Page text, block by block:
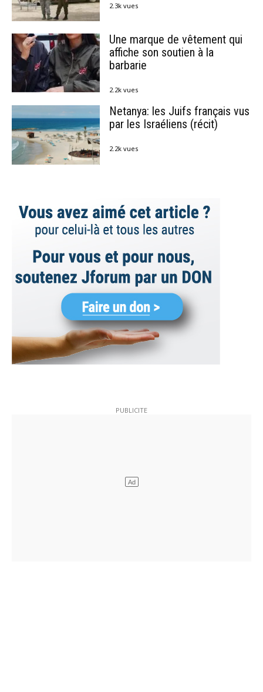
2.3k vues
Une marque de vêtement qui
affiche son soutien à la
barbarie
2.2k vues
Netanya: les Juifs français vus
par les Israéliens (récit)
2.2k vues